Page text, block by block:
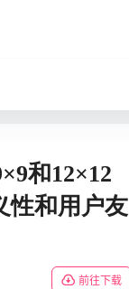
和12×12
性和用户友
前往下载